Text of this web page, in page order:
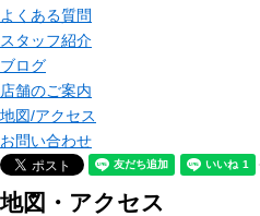
よくある質問
スタッフ紹介
ブログ
店舗のご案内
地図/アクセス
お問い合わせ
地図・アクセス